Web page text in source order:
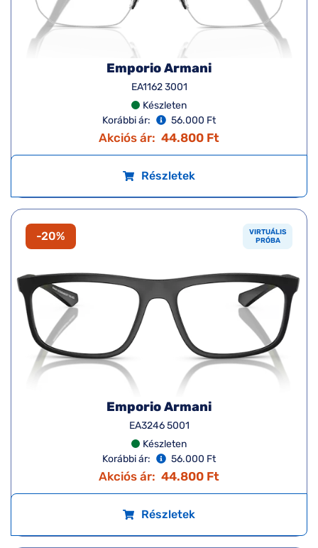
Emporio Armani
EA1162 3001
Készleten
Korábbi ár:
56.000 Ft
Akciós ár: 44.800 Ft
Részletek
-20%
VIRTUÁLIS
PRÓBA
Emporio Armani
EA3246 5001
Készleten
Korábbi ár:
56.000 Ft
Akciós ár: 44.800 Ft
Részletek